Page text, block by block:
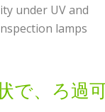
under UV and
lamps
で、ろ過